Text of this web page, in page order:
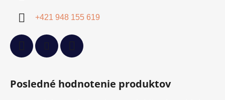
+421 948 155 619
Posledné hodnotenie produktov